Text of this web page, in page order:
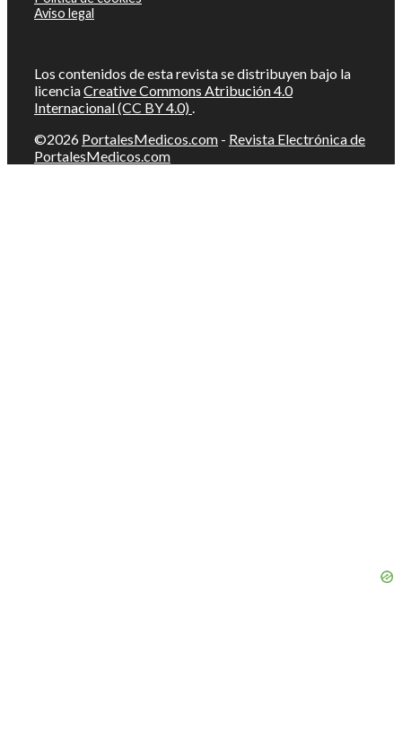
Aviso legal
Los contenidos de esta revista se distribuyen bajo la
licenciaCreative Commons Atribución 4.0
Internacional (CC BY 4.0) .
©2026 PortalesMedicos.com - Revista Electrónica de
PortalesMedicos.com